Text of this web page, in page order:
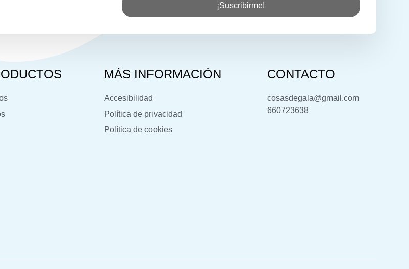
¡Suscribirme!
MÁS INFORMACIÓN
Accesibilidad
Política de privacidad
Política de cookies
CONTACTO
cosasdegala@gmail.com
660723638